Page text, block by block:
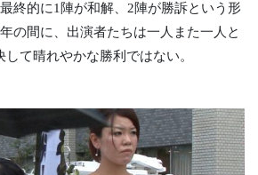
終的に1陣が和解、2陣が勝訴という形
の間に、出演者たちは一人また一人と
て晴れやかな勝利ではない。